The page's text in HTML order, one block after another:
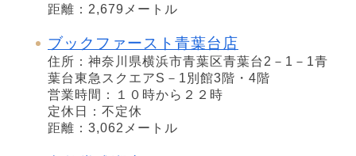
距離：2,679メートル
ブックファースト青葉台店
住所：神奈川県横浜市青葉区青葉台2－1－1青
葉台東急スクエアS－1別館3階・4階
営業時間：１０時から２２時
定休日：不定休
距離：3,062メートル